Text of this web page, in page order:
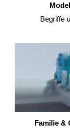
Begriffe
Familie &